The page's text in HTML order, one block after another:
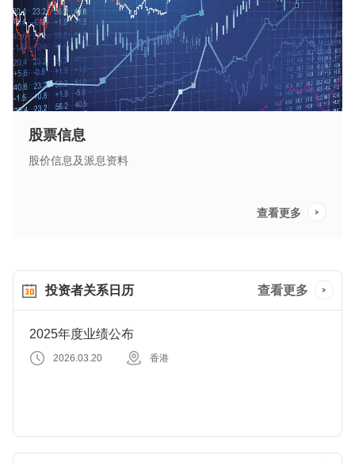
股票信息
股价信息及派息资料
查看更多
投资者关系日历 查看更多
2025年度业绩公布
2026.03.20 香港